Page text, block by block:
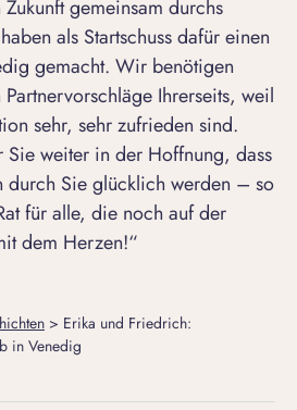
gemeinsam durchs
als Startschuss dafür einen
gemacht. Wir benötigen
Ihrerseits, weil
sehr, sehr zufrieden sind.
weiter in der Hoffnung, dass
durch Sie glücklich werden – so
für alle, die noch auf der
dem Herzen!“
> Erika und Friedrich:
in Venedig